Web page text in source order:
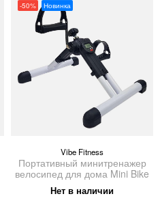
-50% Новинка
Vibe Fitness
Портативный минитренажер
велосипед для дома Mini Bike
Нет в наличии